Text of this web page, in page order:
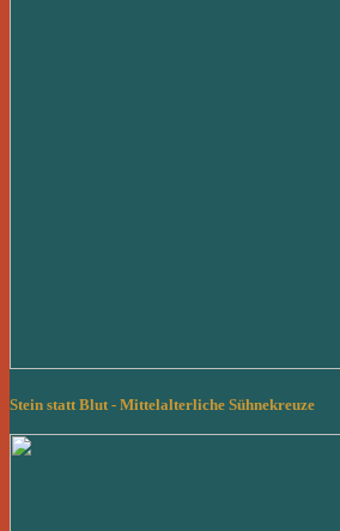
Stein statt Blut - Mittelalterliche Sühnekreuze